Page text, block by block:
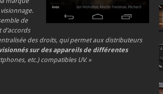
de
des droits, qui permet aux distributeurs
sur des appareils de différentes
etc.) compatibles UV. »